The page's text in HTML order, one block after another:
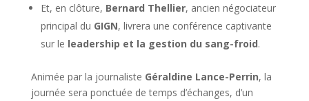
Et, en clôture, Bernard Thellier, ancien négociateur
principal du GIGN, livrera une conférence captivante
sur le leadership et la gestion du sang-froid.
Animée par la journaliste Géraldine Lance-Perrin, la
journée sera ponctuée de temps d’échanges, d’un